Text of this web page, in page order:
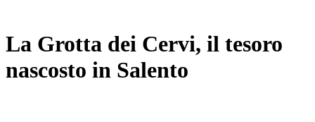
La Grotta dei Cervi, il tesoro
nascosto in Salento